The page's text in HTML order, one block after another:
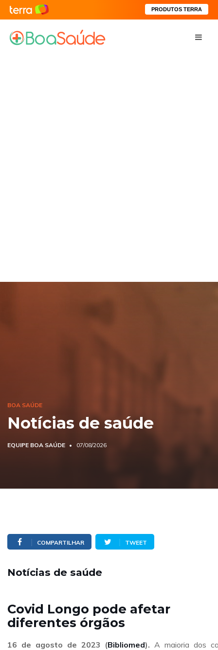
PRODUTOS TERRA
BOA SAÚDE
Notícias de saúde
EQUIPE BOA SAÚDE 07/08/2026
COMPARTILHAR TWEET
Notícias de saúde
Covid Longo pode afetar
diferentes órgãos
16 de agosto de 2023 (Bibliomed). A maioria dos